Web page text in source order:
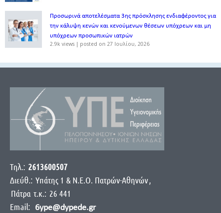
Προσωρινά αποτελέσματα 3ης πρόσκλησης ενδιαφέροντος για
την κάλυψη κενών και κενούμενων θέσεων υπόχρεων και μη
υπόχρεων προσωπικών ιατρών
2.9k views | posted on 27 Ιουλίου, 2026
Τηλ.: 2613600507
Διεύθ.: Yπάτης 1 & Ν.Ε.Ο. Πατρών-Αθηνών,
Πάτρα τ.κ.: 26 441
Email:
6ype@dypede.gr